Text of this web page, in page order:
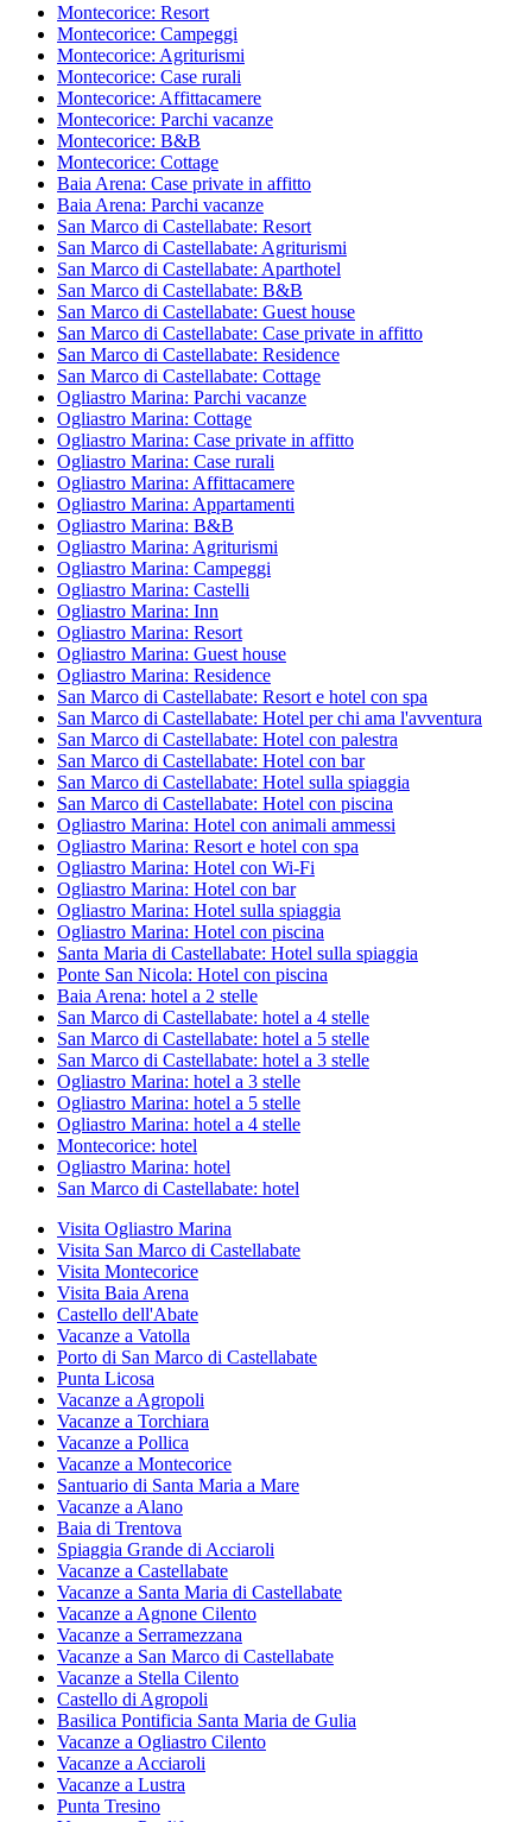
Montecorice: Resort
Montecorice: Campeggi
Montecorice: Agriturismi
Montecorice: Case rurali
Montecorice: Affittacamere
Montecorice: Parchi vacanze
Montecorice: B&B
Montecorice: Cottage
Baia Arena: Case private in affitto
Baia Arena: Parchi vacanze
San Marco di Castellabate: Resort
San Marco di Castellabate: Agriturismi
San Marco di Castellabate: Aparthotel
San Marco di Castellabate: B&B
San Marco di Castellabate: Guest house
San Marco di Castellabate: Case private in affitto
San Marco di Castellabate: Residence
San Marco di Castellabate: Cottage
Ogliastro Marina: Parchi vacanze
Ogliastro Marina: Cottage
Ogliastro Marina: Case private in affitto
Ogliastro Marina: Case rurali
Ogliastro Marina: Affittacamere
Ogliastro Marina: Appartamenti
Ogliastro Marina: B&B
Ogliastro Marina: Agriturismi
Ogliastro Marina: Campeggi
Ogliastro Marina: Castelli
Ogliastro Marina: Inn
Ogliastro Marina: Resort
Ogliastro Marina: Guest house
Ogliastro Marina: Residence
San Marco di Castellabate: Resort e hotel con spa
San Marco di Castellabate: Hotel per chi ama l'avventura
San Marco di Castellabate: Hotel con palestra
San Marco di Castellabate: Hotel con bar
San Marco di Castellabate: Hotel sulla spiaggia
San Marco di Castellabate: Hotel con piscina
Ogliastro Marina: Hotel con animali ammessi
Ogliastro Marina: Resort e hotel con spa
Ogliastro Marina: Hotel con Wi-Fi
Ogliastro Marina: Hotel con bar
Ogliastro Marina: Hotel sulla spiaggia
Ogliastro Marina: Hotel con piscina
Santa Maria di Castellabate: Hotel sulla spiaggia
Ponte San Nicola: Hotel con piscina
Baia Arena: hotel a 2 stelle
San Marco di Castellabate: hotel a 4 stelle
San Marco di Castellabate: hotel a 5 stelle
San Marco di Castellabate: hotel a 3 stelle
Ogliastro Marina: hotel a 3 stelle
Ogliastro Marina: hotel a 5 stelle
Ogliastro Marina: hotel a 4 stelle
Montecorice: hotel
Ogliastro Marina: hotel
San Marco di Castellabate: hotel
Visita Ogliastro Marina
Visita San Marco di Castellabate
Visita Montecorice
Visita Baia Arena
Castello dell'Abate
Vacanze a Vatolla
Porto di San Marco di Castellabate
Punta Licosa
Vacanze a Agropoli
Vacanze a Torchiara
Vacanze a Pollica
Vacanze a Montecorice
Santuario di Santa Maria a Mare
Vacanze a Alano
Baia di Trentova
Spiaggia Grande di Acciaroli
Vacanze a Castellabate
Vacanze a Santa Maria di Castellabate
Vacanze a Agnone Cilento
Vacanze a Serramezzana
Vacanze a San Marco di Castellabate
Vacanze a Stella Cilento
Castello di Agropoli
Basilica Pontificia Santa Maria de Gulia
Vacanze a Ogliastro Cilento
Vacanze a Acciaroli
Vacanze a Lustra
Punta Tresino